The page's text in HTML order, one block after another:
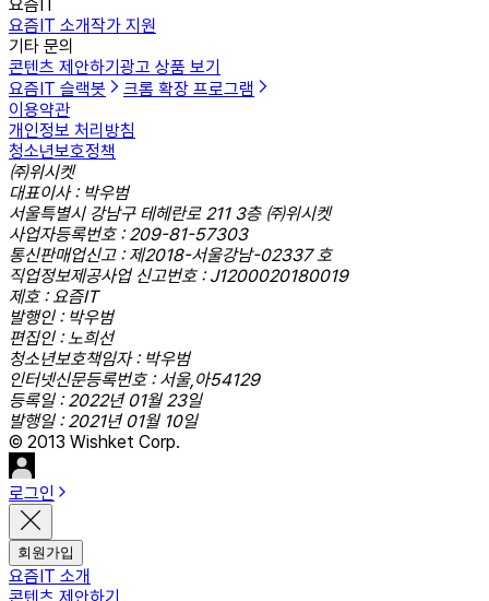
요즘IT
요즘IT 소개작가 지원
기타 문의
콘텐츠 제안하기 광고 상품 보기
요즘IT 슬랙봇
크롬 확장 프로그램
이용약관
개인정보 처리방침
청소년보호정책
㈜위시켓
대표이사 : 박우범
서울특별시 강남구 테헤란로 211 3층 ㈜위시켓
사업자등록번호 : 209-81-57303
통신판매업신고 : 제2018-서울강남-02337 호
직업정보제공사업 신고번호 : J1200020180019
제호 : 요즘IT
발행인 : 박우범
편집인 : 노희선
청소년보호책임자 : 박우범
인터넷신문등록번호 : 서울,아54129
등록일 : 2022년 01월 23일
발행일 : 2021년 01월 10일
© 2013 Wishket Corp.
로그인
회원가입
요즘IT 소개